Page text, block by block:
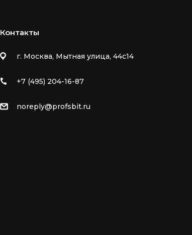
Контакты
г. Москва, Мытная улица, 44с14
+7 (495) 204-16-87
noreply@profsbit.ru